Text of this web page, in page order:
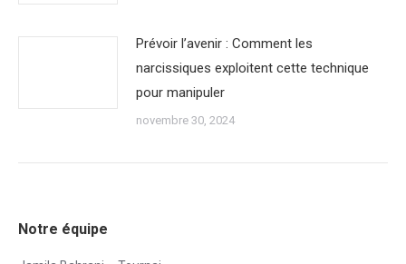
Prévoir l’avenir : Comment les
narcissiques exploitent cette technique
pour manipuler
novembre 30, 2024
Notre équipe